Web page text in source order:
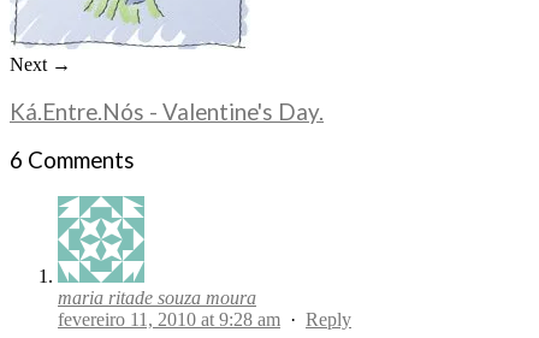
Next →
Ká.Entre.Nós - Valentine's Day.
6 Comments
maria ritade souza moura
fevereiro 11, 2010 at 9:28 am · Reply